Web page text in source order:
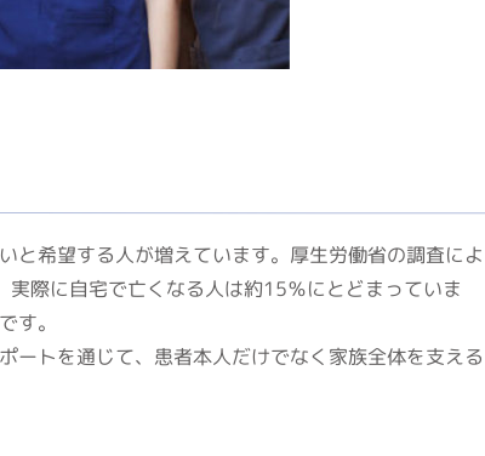
と希望する人が増えています。厚生労働省の調査によ
際に自宅で亡くなる人は約15％にとどまっていま
す。
ートを通じて、患者本人だけでなく家族全体を支える